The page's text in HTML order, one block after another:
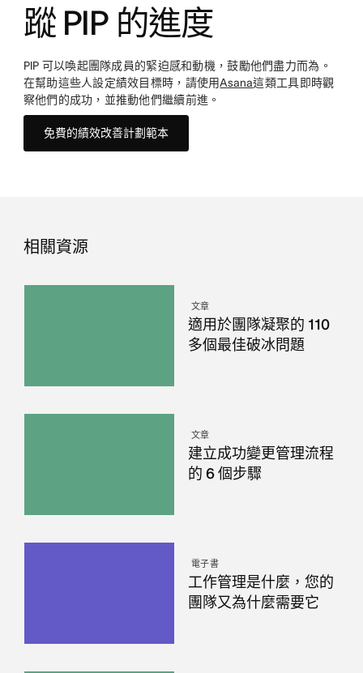
蹤 PIP 的進度
PIP 可以喚起團隊成員的緊迫感和動機，鼓勵他們盡力而為。
在幫助這些人設定績效目標時，請使用Asana這類工具即時觀
察他們的成功，並推動他們繼續前進。
免費的績效改善計劃範本
相關資源
文章
適用於團隊凝聚的 110
多個最佳破冰問題
文章
建立成功變更管理流程
的 6 個步驟
電子書
工作管理是什麼，您的
團隊又為什麼需要它